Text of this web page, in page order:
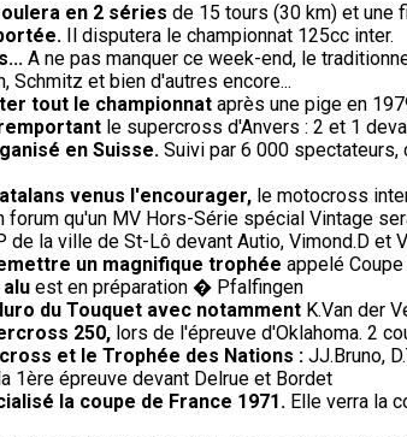
en 2 séries de 15 tours (30 km) et une
Il disputera le championnat 125cc inter.
A ne pas manquer ce week-end, le
Schmitz et bien d'autres encore...
tout le championnat après une pige en
le supercross d'Anvers : 2 et 1
en Suisse. Suivi par 6 000 spectateurs,
venus l'encourager, le motocross
forum qu'un MV Hors-Série spécial Vintage
la ville de St-Lô devant Autio, Vimond.D et
un magnifique trophée appelé
est en préparation � Pfalfingen
du Touquet avec notamment K.Van der
250, lors de l'épreuve d'Oklahoma. 2
et le Trophée des Nations : JJ.Bruno,
1ère épreuve devant Delrue et Bordet
la coupe de France 1971. Elle verra la